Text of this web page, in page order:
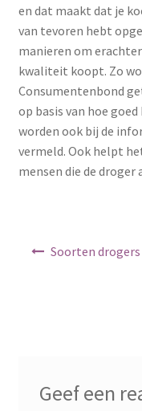
en dat maakt dat je
van tevoren hebt
manieren om
kwaliteit koopt. Zo
Consumentenbond
op basis van hoe
worden ook bij de
vermeld. Ook helpt
mensen die de droger
Soorten drogers
Geef een